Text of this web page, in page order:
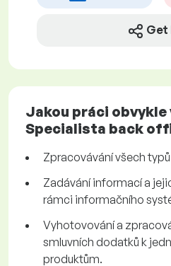
Get
Jakou práci obvykle
Specialista back
Zpracovávání všech
Zadávání informací a
rámci informačního
Vyhotovování a
smluvních dodatků k
produktům.